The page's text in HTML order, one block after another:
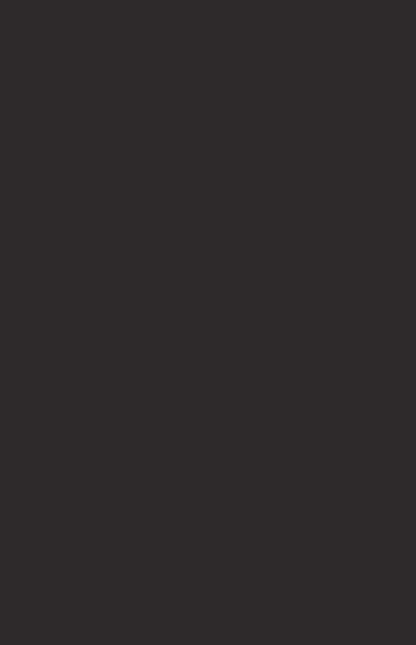
и очистки бурового раствора